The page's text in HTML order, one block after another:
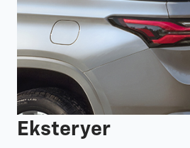
Eksteryer